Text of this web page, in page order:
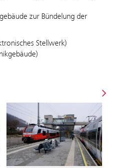
zur Bündelung der
Stellwerk)